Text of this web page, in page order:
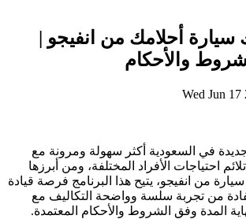
سيارة أحلامك من انفيجو |
والأحكام
Wed Jun 17
في السعودية أكثر سهولة ومرونة مع
احتياجات الأفراد المختلفة، ومن أبرزها
سيارة من انفيجو، يتيح هذا البرنامج فرصة قيادة
من تجربة سلسة وواضحة التكاليف مع
المدة وفق الشروط والأحكام المعتمدة.